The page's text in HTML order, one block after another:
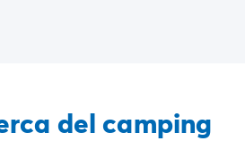
del camping